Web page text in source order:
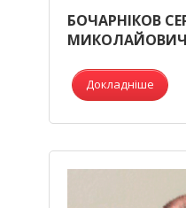
БОЧАРНІКОВ
МИКОЛАЙОВИЧ
Докладніше